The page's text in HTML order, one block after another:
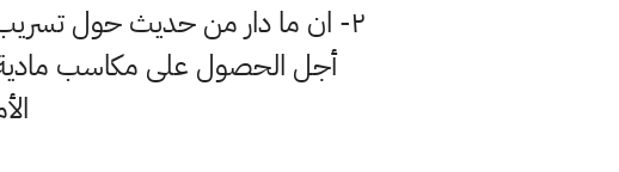
٢- ان ما دار من حديث حول
أجل الحصول على مكاسب مادية